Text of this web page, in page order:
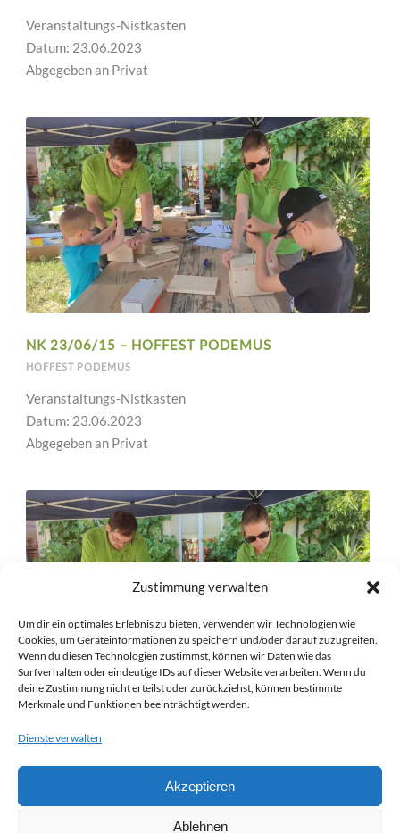
Zustimmung verwalten
Um dir ein optimales Erlebnis zu bieten, verwenden wir Technologien wie
Cookies, um Geräteinformationen zu speichern und/oder darauf zuzugreifen.
Wenn du diesen Technologien zustimmst, können wir Daten wie das
Surfverhalten oder eindeutige IDs auf dieser Website verarbeiten. Wenn du
deine Zustimmung nicht erteilst oder zurückziehst, können bestimmte
Merkmale und Funktionen beeinträchtigt werden.
Dienste verwalten
Akzeptieren
Ablehnen
Veranstaltungs-Nistkasten
Datum: 23.06.2023
Abgegeben an Privat
NK 23/06/15 – HOFFEST PODEMUS
HOFFEST PODEMUS
Veranstaltungs-Nistkasten
Datum: 23.06.2023
Abgegeben an Privat
HOFFEST PODEMUS
Veranstaltungs-Nistkasten